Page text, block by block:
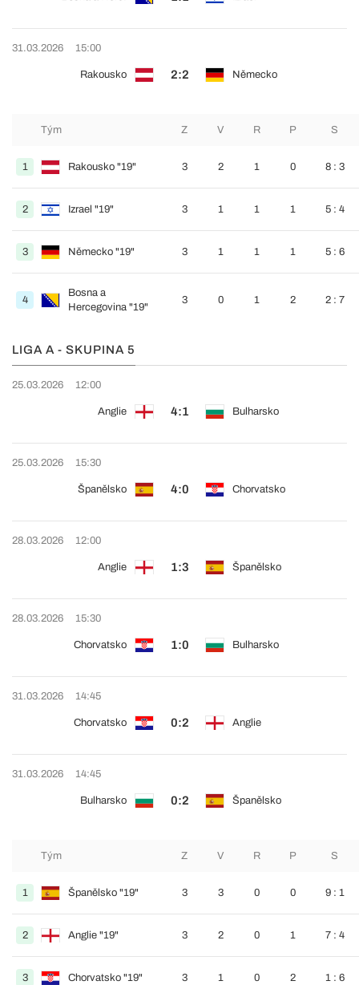
31.03.2026 15:00
Rakousko 2:2 Německo
Tým Z V R P S
1 Rakousko "19" 3 2 1 0 8 : 3
2 Izrael "19" 3 1 1 1 5 : 4
3 Německo "19" 3 1 1 1 5 : 6
4
Bosna a
Hercegovina "19"
3 0 1 2 2 : 7
LIGA A - SKUPINA 5
25.03.2026 12:00
Anglie 4:1 Bulharsko
25.03.2026 15:30
Španělsko 4:0 Chorvatsko
28.03.2026 12:00
Anglie 1:3 Španělsko
28.03.2026 15:30
Chorvatsko 1:0 Bulharsko
31.03.2026 14:45
Chorvatsko 0:2 Anglie
31.03.2026 14:45
Bulharsko 0:2 Španělsko
Tým Z V R P S
1 Španělsko "19" 3 3 0 0 9 : 1
2 Anglie "19" 3 2 0 1 7 : 4
3 Chorvatsko "19" 3 1 0 2 1 : 6